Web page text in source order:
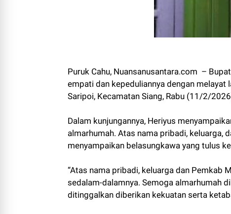
Puruk Cahu, Nuansanusantara.com –
empati dan kepeduliannya dengan melayat
Saripoi, Kecamatan Siang, Rabu (11/2/
Dalam kunjungannya, Heriyus
almarhumah. Atas nama pribadi, keluarga,
menyampaikan belasungkawa yang tulus
“Atas nama pribadi, keluarga dan Pemkab
sedalam-dalamnya. Semoga almarhumah
ditinggalkan diberikan kekuatan serta